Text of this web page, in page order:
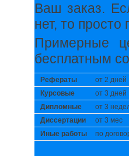
Ваш заказ.
нет, то
Примерные
бесплатным
Рефераты
от 2 дней
Курсовые
от 3 дней
Дипломные
от 3
Диссертации
от 3 мес
Иные работы
по